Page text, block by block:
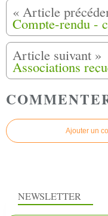
Ajouter un
NEWSLETTER